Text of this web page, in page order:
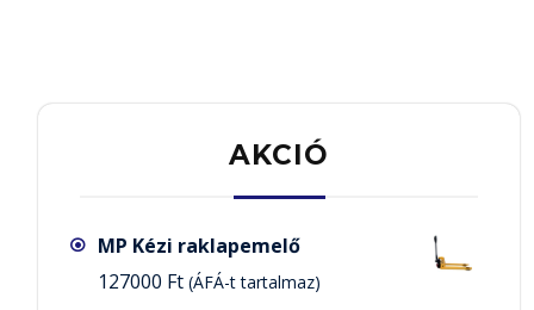
AKCIÓ
MP Kézi raklapemelő
127000 Ft (ÁFÁ-t tartalmaz)